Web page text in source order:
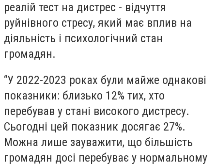
реалій тест на дистрес - відчуття
руйнівного стресу, який має вплив на
діяльність і психологічний стан
громадян.
“У 2022-2023 роках були майже однакові
показники: близько 12% тих, хто
перебував у стані високого дистресу.
Сьогодні цей показник досягає 27%.
Можна лише зауважити, що більшість
громадян досі перебуває у нормальному